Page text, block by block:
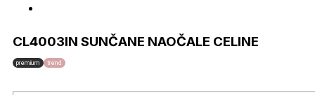
CL4003IN SUNČANE NAOČALE CELINE
premium trend